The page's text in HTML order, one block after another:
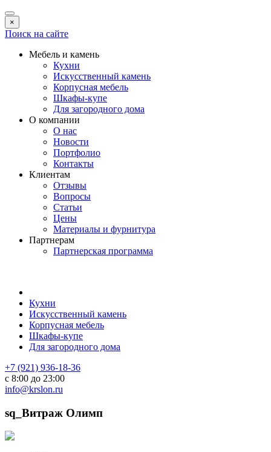
×
Поиск на сайте
Мебель и камень
Кухни
Искусственный камень
Корпусная мебель
Шкафы-купе
Для загородного дома
О компании
О нас
Новости
Портфолио
Контакты
Клиентам
Отзывы
Вопросы
Статьи
Цены
Материалы и фурнитура
Партнерам
Партнерская программа
Кухни
Искусственный камень
Корпусная мебель
Шкафы-купе
Для загородного дома
+7 (921) 936-18-36
с 8:00 до 23:00
info@krslon.ru
sq_Витраж Олимп